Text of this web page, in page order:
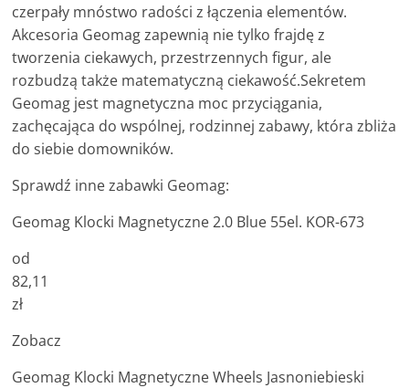
czerpały mnóstwo radości z łączenia elementów.
Akcesoria Geomag zapewnią nie tylko frajdę z
tworzenia ciekawych, przestrzennych figur, ale
rozbudzą także matematyczną ciekawość.Sekretem
Geomag jest magnetyczna moc przyciągania,
zachęcająca do wspólnej, rodzinnej zabawy, która zbliża
do siebie domowników.
Sprawdź inne zabawki Geomag:
Geomag Klocki Magnetyczne 2.0 Blue 55el. KOR-673
od
82,11
zł
Zobacz
Geomag Klocki Magnetyczne Wheels Jasnoniebieski